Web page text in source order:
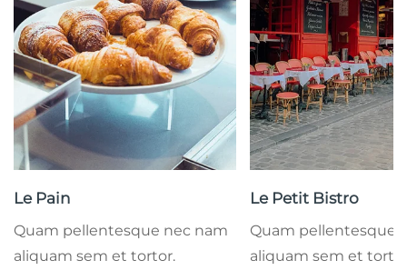
Le Pain
Quam pellentesque nec nam
aliquam sem et tortor.
Le Petit Bistro
Quam pellentesque
aliquam sem et